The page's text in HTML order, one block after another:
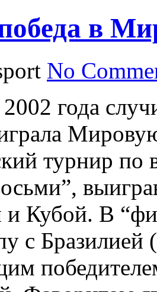
в
No
2002 года
турнир по
и Кубой. В
с